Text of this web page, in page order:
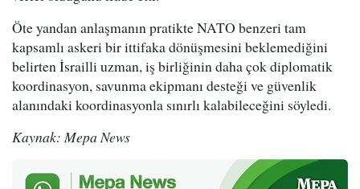
Öte yandan anlaşmanın pratikte NATO benzeri tam
kapsamlı askeri bir ittifaka dönüşmesini beklemediğini
belirten İsrailli uzman, iş birliğinin daha çok diplomatik
koordinasyon, savunma ekipmanı desteği ve güvenlik
alanındaki koordinasyonla sınırlı kalabileceğini söyledi.
Kaynak: Mepa News